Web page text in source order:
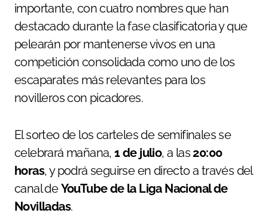
importante, con cuatro nombres que han
destacado durante la fase clasificatoria y que
pelearán por mantenerse vivos en una
competición consolidada como uno de los
escaparates más relevantes para los
novilleros con picadores.
El sorteo de los carteles de semifinales se
celebrará mañana,1 de julio, a las20:00
horas, y podrá seguirse en directo a través del
canal deYouTube de la Liga Nacional de
Novilladas.